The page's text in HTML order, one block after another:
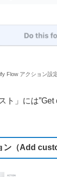
Flow アクション設
ト」には”Get
ン（Add